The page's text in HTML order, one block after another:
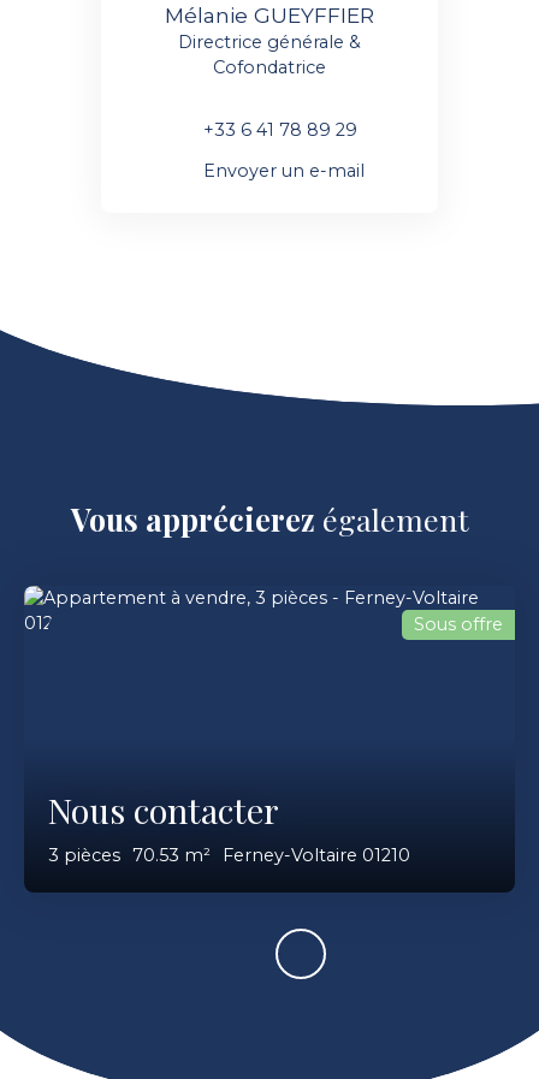
Mélanie GUEYFFIER
Directrice générale &
Cofondatrice
+33 6 41 78 89 29
Envoyer un e-mail
Vous apprécierez également
Nous contacter
3 pièces 70.53 m² Ferney-Voltaire 01210
Sous offre